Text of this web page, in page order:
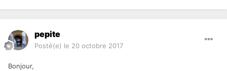
pepite
Posté(e) le 20 octobre 2017
Bonjour,